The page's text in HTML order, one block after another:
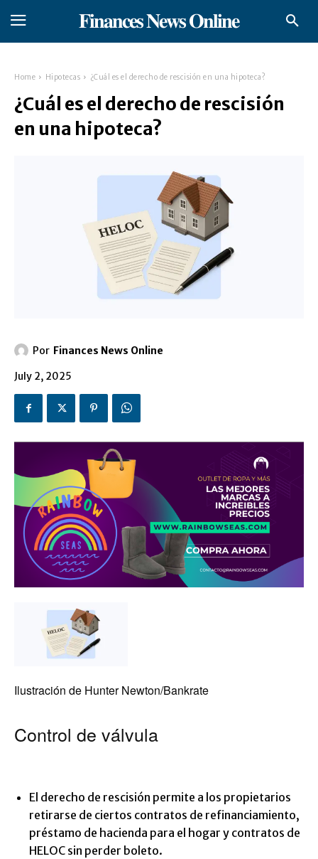
𝐅𝐢𝐧𝐚𝐧𝐜𝐞𝐬 𝐍𝐞𝐰𝐬 𝐎𝐧𝐥𝐢𝐧𝐞
Home Hipotecas ¿Cuál es el derecho de rescisión en una hipoteca?
¿Cuál es el derecho de rescisión
en una hipoteca?
Por Finances News Online
July 2, 2025
Ilustración de Hunter Newton/Bankrate
Control de válvula
El derecho de rescisión permite a los propietarios
retirarse de ciertos contratos de refinanciamiento,
préstamo de hacienda para el hogar y contratos de
HELOC sin perder boleto.